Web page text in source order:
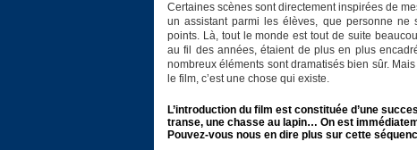
Certaines scènes sont directement inspirées de
un assistant parmi les élèves, que personne
points. Là, tout le monde est tout de suite
au fil des années, étaient de plus en plus
nombreux éléments sont dramatisés bien sûr.
le film, c’est une chose qui existe.
L’introduction du film est constituée d’une
transe, une chasse au lapin… On est
Pouvez-vous nous en dire plus sur cette